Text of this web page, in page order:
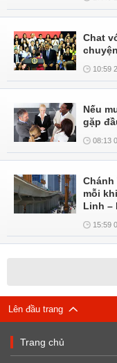
Chat
10:59
Nếu
gặp
08:13
Chánh
mỗi
Linh –
15:59
Lên đầu trang
Trang chủ